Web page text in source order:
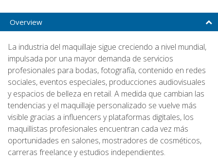
Overview
La industria del maquillaje sigue creciendo a nivel mundial,
impulsada por una mayor demanda de servicios
profesionales para bodas, fotografía, contenido en redes
sociales, eventos especiales, producciones audiovisuales
y espacios de belleza en retail. A medida que cambian las
tendencias y el maquillaje personalizado se vuelve más
visible gracias a influencers y plataformas digitales, los
maquillistas profesionales encuentran cada vez más
oportunidades en salones, mostradores de cosméticos,
carreras freelance y estudios independientes.